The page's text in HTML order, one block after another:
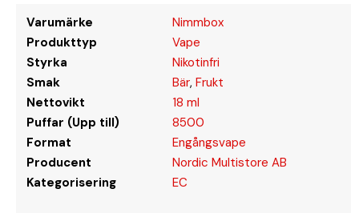
Varumärke
Nimmbox
Produkttyp
Vape
Styrka
Nikotinfri
Smak
Bär, Frukt
Nettovikt
18 ml
Puffar (Upp till)
8500
Format
Engångsvape
Producent
Nordic Multistore AB
Kategorisering
EC